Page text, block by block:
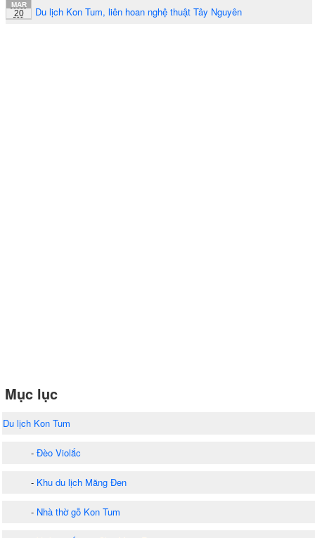
MAR
20 Du lịch Kon Tum, liên hoan nghệ thuật Tây Nguyên
Mục lục
Du lịch Kon Tum
- Đèo Violắc
- Khu du lịch Măng Đen
- Nhà thờ gỗ Kon Tum